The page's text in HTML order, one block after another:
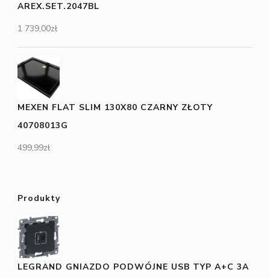
AREX.SET.2047BL
1 739,00zł
MEXEN FLAT SLIM 130X80 CZARNY ZŁOTY
40708013G
499,99zł
Produkty
LEGRAND GNIAZDO PODWÓJNE USB TYP A+C 3A